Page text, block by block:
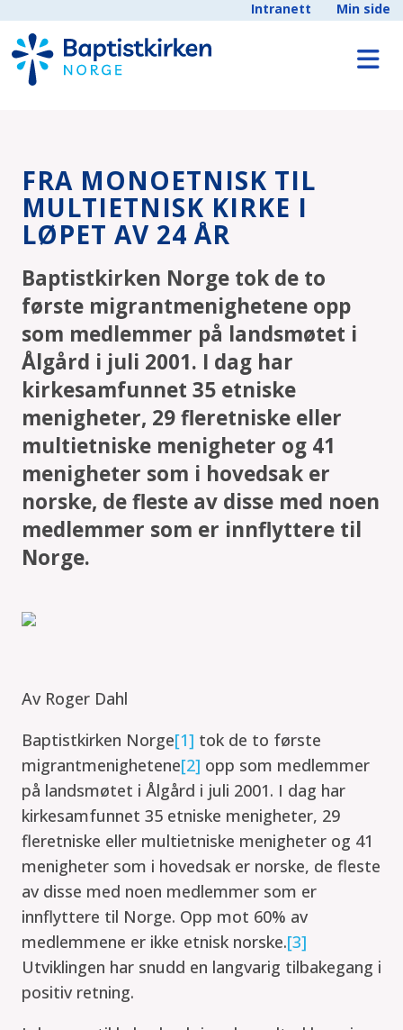
Intranett Min side
FRA MONOETNISK TIL
MULTIETNISK KIRKE I
LØPET AV 24 ÅR
Baptistkirken Norge tok de to
første migrantmenighetene opp
som medlemmer på landsmøtet i
Ålgård i juli 2001. I dag har
kirkesamfunnet 35 etniske
menigheter, 29 fleretniske eller
multietniske menigheter og 41
menigheter som i hovedsak er
norske, de fleste av disse med noen
medlemmer som er innflyttere til
Norge.
Av Roger Dahl
Baptistkirken Norge[1] tok de to første
migrantmenighetene[2] opp som medlemmer
på landsmøtet i Ålgård i juli 2001. I dag har
kirkesamfunnet 35 etniske menigheter, 29
fleretniske eller multietniske menigheter og 41
menigheter som i hovedsak er norske, de fleste
av disse med noen medlemmer som er
innflyttere til Norge. Opp mot 60% av
medlemmene er ikke etnisk norske.[3]
Utviklingen har snudd en langvarig tilbakegang i
positiv retning.